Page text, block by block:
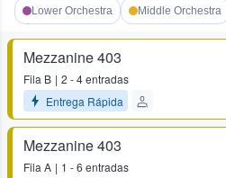
Lower Orchestra Middle Orchestra
Mezzanine 403
Fila B
2 - 4 entradas
Entrega Rápida
Mezzanine 403
Fila A 1 - 6 entradas